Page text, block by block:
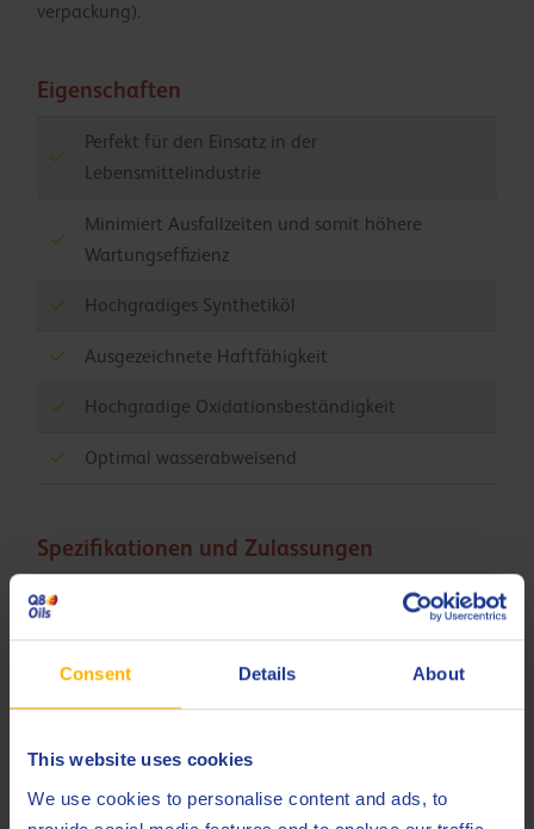
Consent Details About
This website uses cookies
We use cookies to personalise content and ads, to
verpackung).
Eigenschaften
Perfekt für den Einsatz in der
Lebensmittelindustrie
Minimiert Ausfallzeiten und somit höhere
Wartungseffizienz
Hochgradiges Synthetiköl
Ausgezeichnete Haftfähigkeit
Hochgradige Oxidationsbeständigkeit
Optimal wasserabweisend
Spezifikationen und Zulassungen
ISO 6743-1 L-AC
Less specifications
Verwandte Produkte